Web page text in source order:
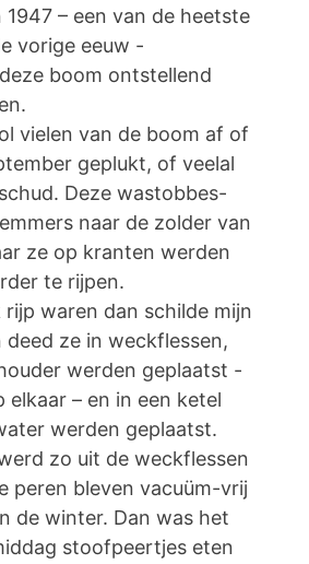
1947 – een van de heetste
vorige eeuw -
boom ontstellend
vielen van de boom af of
geplukt, of veelal
Deze wastobbes-
naar de zolder van
ze op kranten werden
te rijpen.
rijp waren dan schilde mijn
deed ze in weckflessen,
werden geplaatst -
elkaar – en in een ketel
werden geplaatst.
zo uit de weckflessen
peren bleven vacuüm-vrij
de winter. Dan was het
stoofpeertjes eten